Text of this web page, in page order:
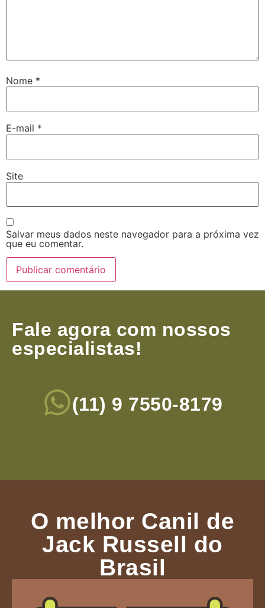
Nome *
E-mail *
Site
Salvar meus dados neste navegador para a próxima vez
que eu comentar.
Fale agora com nossos
especialistas!
(11) 9 7550-8179
O melhor Canil de
Jack Russell do
Brasil